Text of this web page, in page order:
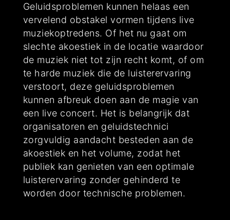
Geluidsproblemen kunnen helaas een
vervelend obstakel vormen tijdens live
muziekoptredens. Of het nu gaat om
slechte akoestiek in de locatie waardoor
de muziek niet tot zijn recht komt, of om
te harde muziek die de luisterervaring
verstoort, deze geluidsproblemen
kunnen afbreuk doen aan de magie van
een live concert. Het is belangrijk dat
organisatoren en geluidstechnici
zorgvuldig aandacht besteden aan de
akoestiek en het volume, zodat het
publiek kan genieten van een optimale
luisterervaring zonder gehinderd te
worden door technische problemen.